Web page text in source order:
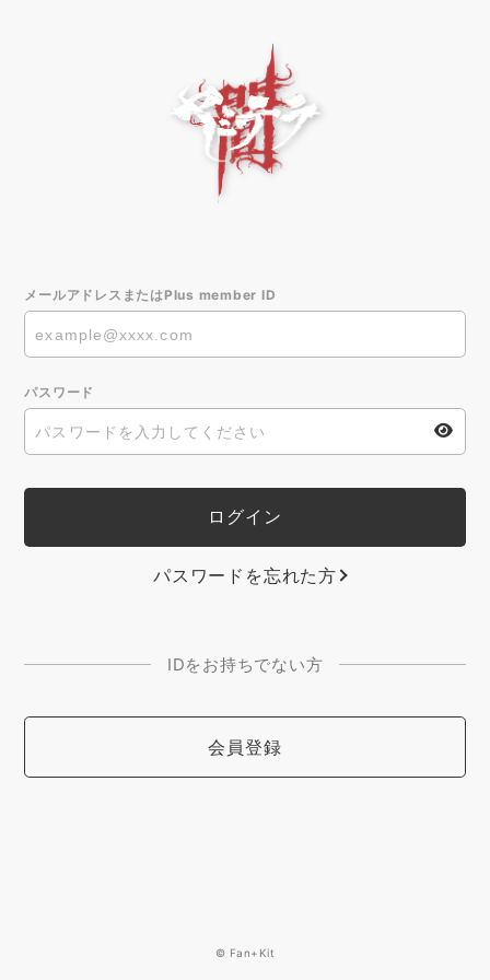
メールアドレスまたはPlus member ID
パスワード
パスワードを忘れた方
IDをお持ちでない方
会員登録
© Fan+Kit